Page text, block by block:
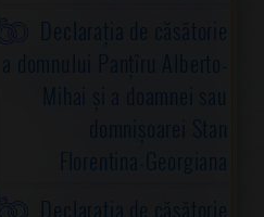
Declarația de căsătorie
a domnului Panțîru Alberto-
Mihai și a doamnei sau
domnișoarei Stan
Florentina-Georgiana
Declarația de căsătorie